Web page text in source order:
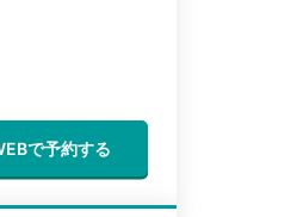
で予約する